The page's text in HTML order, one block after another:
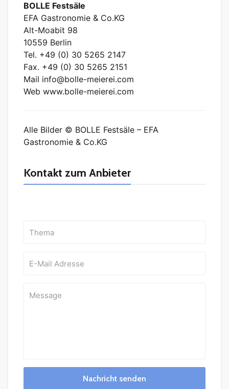
BOLLE Festsäle
EFA Gastronomie & Co.KG
Alt-Moabit 98
10559 Berlin
Tel. +49 (0) 30 5265 2147
Fax. +49 (0) 30 5265 2151
Mail info@bolle-meierei.com
Web www.bolle-meierei.com
Alle Bilder © BOLLE Festsäle – EFA
Gastronomie & Co.KG
Kontakt zum Anbieter
Nachricht senden